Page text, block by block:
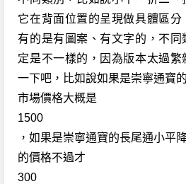
它在背面位置的呈現做具體區分
有的是有圖案 、 有文字的 ， 不同
定是不一樣的，因為版本太過繁
一下吧，比如說如果是崇寧通寶
市場價格大概是
1500
，如果是崇寧通寶的長尾通小平
的價格不過才
300